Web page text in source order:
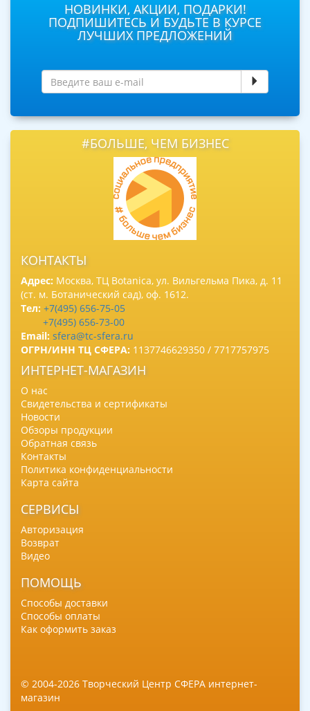
НОВИНКИ, АКЦИИ, ПОДАРКИ!
ПОДПИШИТЕСЬ И БУДЬТЕ В КУРСЕ
ЛУЧШИХ ПРЕДЛОЖЕНИЙ
#БОЛЬШЕ, ЧЕМ БИЗНЕС
КОНТАКТЫ
Адрес: Москва, ТЦ Botanica, ул. Вильгельма Пика, д. 11
(ст. м. Ботанический сад), оф. 1612.
Тел: +7(495) 656-75-05
+7(495) 656-73-00
Email: sfera@tc-sfera.ru
ОГРН/ИНН ТЦ СФЕРА: 1137746629350 / 7717757975
ИНТЕРНЕТ-МАГАЗИН
О нас
Свидетельства и сертификаты
Новости
Обзоры продукции
Обратная связь
Контакты
Политика конфиденциальности
Карта сайта
СЕРВИСЫ
Авторизация
Возврат
Видео
ПОМОЩЬ
Способы доставки
Способы оплаты
Как оформить заказ
© 2004-2026 Творческий Центр СФЕРА интернет-
магазин